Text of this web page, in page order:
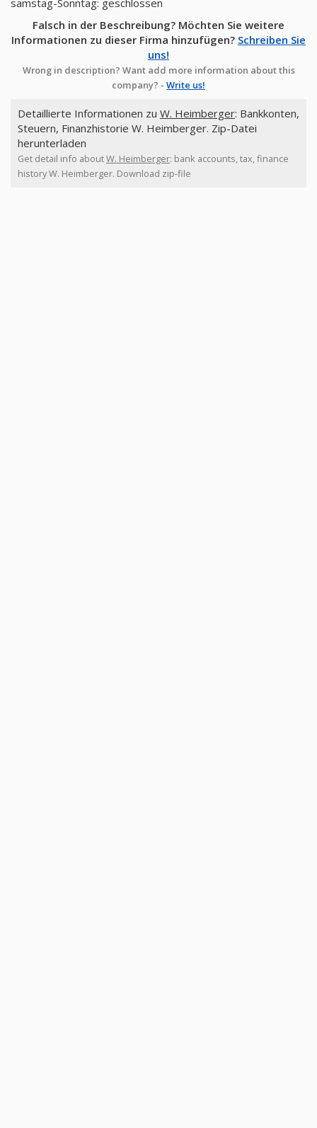
samstag-Sonntag: geschlossen
Falsch in der Beschreibung? Möchten Sie weitere
Informationen zu dieser Firma hinzufügen? Schreiben Sie
uns!
Wrong in description? Want add more information about this
company? - Write us!
Detaillierte Informationen zu W. Heimberger: Bankkonten,
Steuern, Finanzhistorie W. Heimberger. Zip-Datei
herunterladen
Get detail info aboutW. Heimberger: bank accounts, tax, finance
history W. Heimberger. Download zip-file